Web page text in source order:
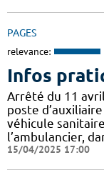
PAGES
relevance:
Infos
Arrêté du 11
poste
véhicule
l’ambulancier,
15/04/2025 17:00